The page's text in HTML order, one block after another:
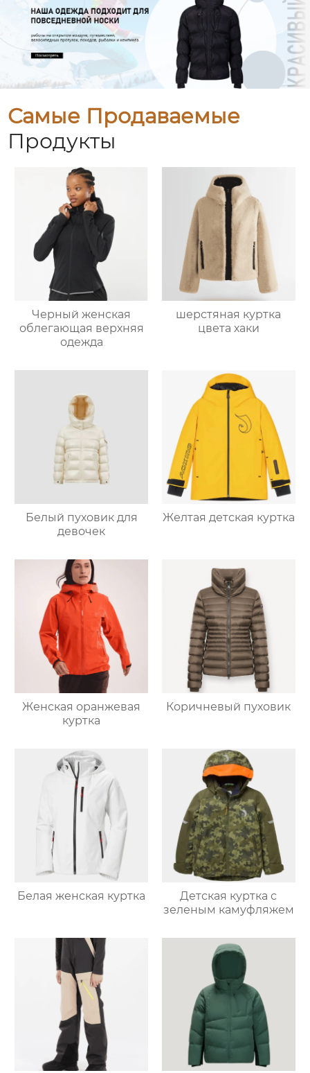
Самые Продаваемые
Продукты
Черный женская
облегающая верхняя
одежда
шерстяная куртка
цвета хаки
Белый пуховик для
девочек
Желтая детская куртка
Женская оранжевая
куртка
Коричневый пуховик
Белая женская куртка
Детская куртка с
зеленым камуфляжем